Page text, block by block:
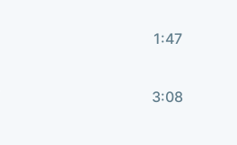
1:47
3:08